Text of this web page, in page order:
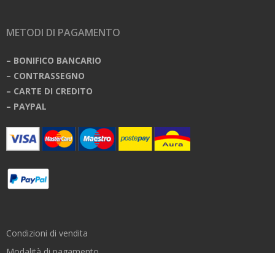
METODI DI PAGAMENTO
– BONIFICO BANCARIO
– CONTRASSEGNO
– CARTE DI CREDITO
– PAYPAL
Condizioni di vendita